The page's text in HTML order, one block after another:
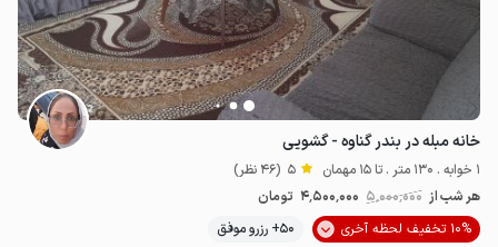
خانه مبله در بندر گناوه - گشویی
1 خوابه . 130 متر . تا 15 مهمان 5 (46 نظر)
هر شب از 5٬000٬000 4٬500٬000 تومان
10% تخفیف لحظه آخری
50+ رزرو موفق